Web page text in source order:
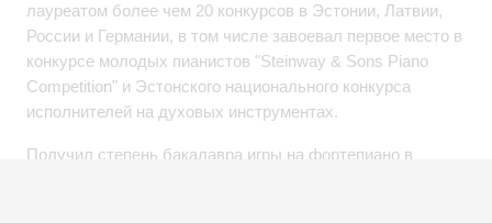
лауреатом более чем 20 конкурсов в Эстонии, Латвии,
России и Германии, в том числе завоевал первое место в
конкурсе молодых пианистов "Steinway & Sons Piano
Competition" и Эстонского национального конкурса
исполнителей на духовых инструментах.
Получил степень бакалавра игры на фортепиано в